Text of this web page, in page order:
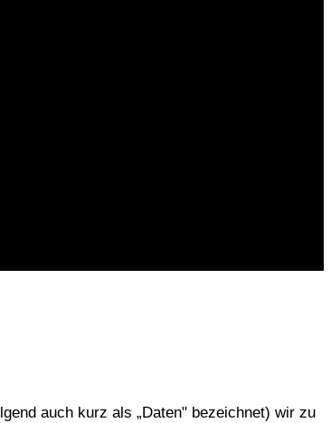
auch kurz als „Daten" bezeichnet) wir zu